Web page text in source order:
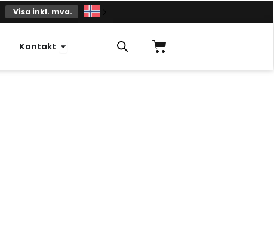
Visa inkl. mva.
Kontakt Åpne kontakt Handlekurv